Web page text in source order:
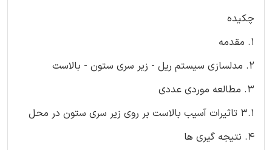
چکیده
1. مقدمه
2. مدلسازی سیستم ریل - زیر سری ستون - بالاست
3. مطالعه موردی عددی
3.1 تاثیرات آسیب بالاست بر روی زیر سری ستون در محل
4. نتیجه گیری ها